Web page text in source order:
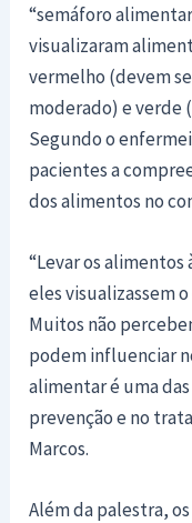
“semáforo
visualizaram
vermelho (devem
moderado) e verde
Segundo o
pacientes a
dos alimentos no
“Levar os
eles visualizassem
Muitos não
podem influenciar
alimentar é uma
prevenção e no
Marcos.
Além da palestra,